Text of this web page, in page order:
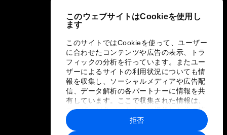
このウェブサイトはCookieを使用し
ます
このサイトではCookieを使って、ユーザー
に合わせたコンテンツや広告の表示、トラ
フィックの分析を行っています。またユー
ザーによるサイトの利用状況についても情
報を収集し、ソーシャルメディアや広告配
信、データ解析の各パートナーに情報を共
有しています。ここで収集された情報は、
ユーザーが各パートナーに提供した他の情
報や各パートナーのサービスを使用した際
に収集された情報と組み合わされ、各パー
拒否